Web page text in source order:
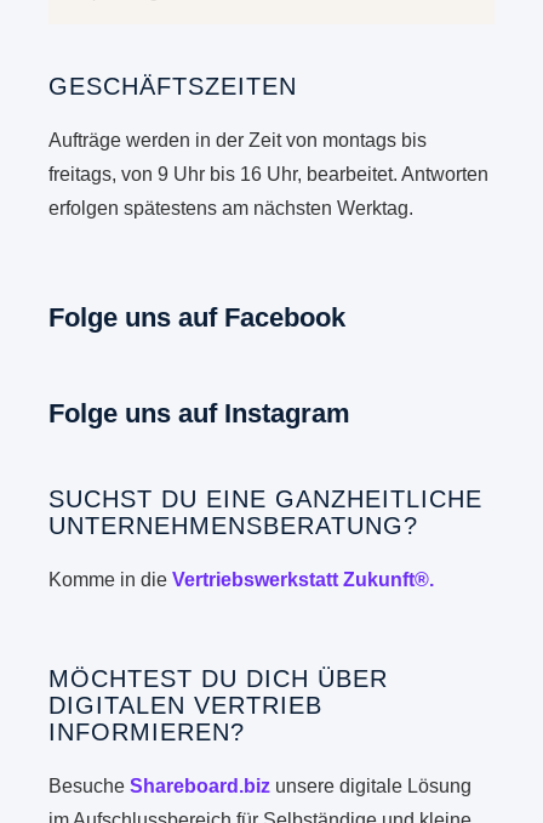
GESCHÄFTSZEITEN
Aufträge werden in der Zeit von montags bis
freitags, von 9 Uhr bis 16 Uhr, bearbeitet. Antworten
erfolgen spätestens am nächsten Werktag.
Folge uns auf Facebook
Folge uns auf Instagram
SUCHST DU EINE GANZHEITLICHE
UNTERNEHMENSBERATUNG?
Komme in dieVertriebswerkstatt Zukunft®.
MÖCHTEST DU DICH ÜBER
DIGITALEN VERTRIEB
INFORMIEREN?
BesucheShareboard.biz unsere digitale Lösung